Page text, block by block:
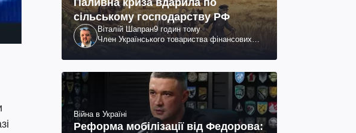
сільському господарству РФ
Віталій Шапран9 годин тому
Член Українського товариства фінансових
Війна в Україні
Реформа мобілізації від Федорова: